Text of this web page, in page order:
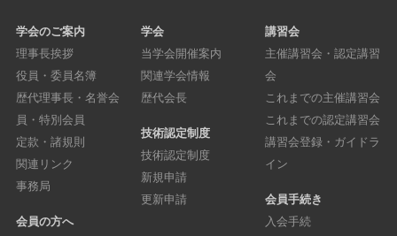
学会のご案内
理事長挨拶
役員・委員名簿
歴代理事長・名誉会
員・特別会員
定款・諸規則
関連リンク
事務局
会員の方へ
学会
当学会開催案内
関連学会情報
歴代会長
技術認定制度
技術認定制度
新規申請
更新申請
講習会
主催講習会・認定講習
会
これまでの主催講習会
これまでの認定講習会
講習会登録・ガイドラ
イン
会員手続き
入会手続